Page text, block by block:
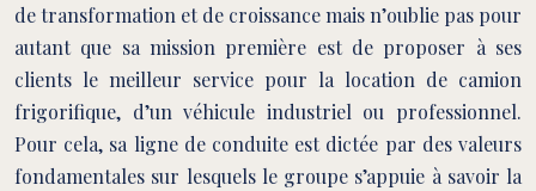
de transformation et de croissance mais n’oublie pas pour
autant que sa mission première est de proposer à ses
clients le meilleur service pour la location de camion
frigorifique, d’un véhicule industriel ou professionnel.
Pour cela, sa ligne de conduite est dictée par des valeurs
fondamentales sur lesquels le groupe s’appuie à savoir la